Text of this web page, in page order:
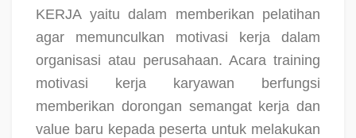
KERJA yaitu dalam memberikan pelatihan
agar memunculkan motivasi kerja dalam
organisasi atau perusahaan. Acara training
motivasi kerja karyawan berfungsi
memberikan dorongan semangat kerja dan
value baru kepada peserta untuk melakukan